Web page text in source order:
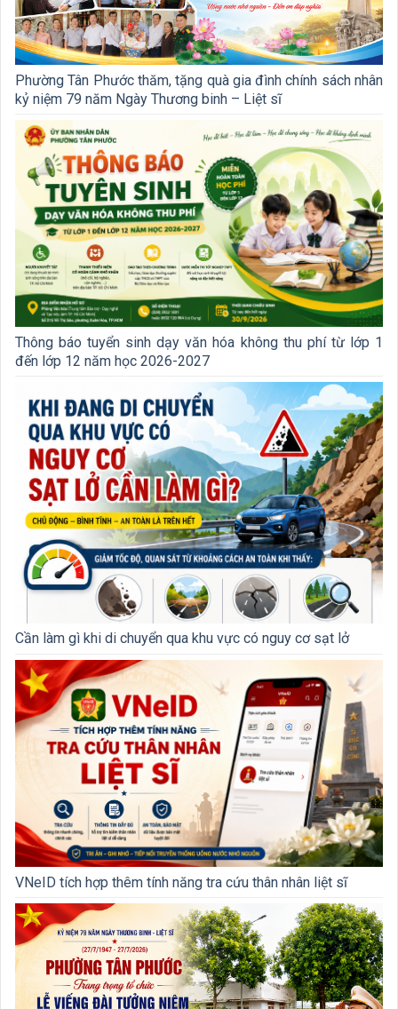
Phường Tân Phước thăm, tặng quà gia đình chính sách nhân
kỷ niệm 79 năm Ngày Thương binh – Liệt sĩ
Thông báo tuyển sinh dạy văn hóa không thu phí từ lớp 1
đến lớp 12 năm học 2026-2027
Cần làm gì khi di chuyển qua khu vực có nguy cơ sạt lở
VNeID tích hợp thêm tính năng tra cứu thân nhân liệt sĩ